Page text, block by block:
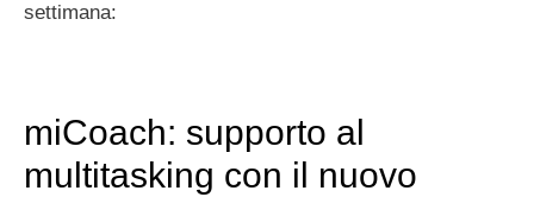
settimana:
miCoach: supporto al
multitasking con il nuovo